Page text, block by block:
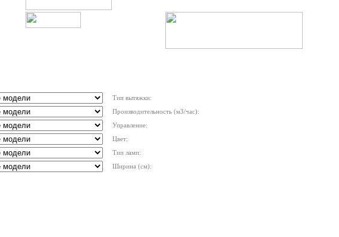
Тип вытяжки:
Производительность (м3/час):
Управление:
Цвет:
Тип ламп:
Ширина (см):